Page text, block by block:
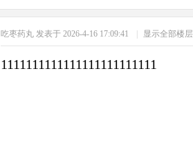
吃枣药丸 发表于 2026-4-16 17:09:41 | 显示全部楼层
1111111111111111111111111